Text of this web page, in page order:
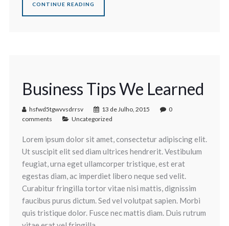
CONTINUE READING
Business Tips We Learned
hsfwd5tgwvvsdrrsv 13 de Julho, 2015
0
comments
Uncategorized
Lorem ipsum dolor sit amet, consectetur adipiscing elit.
Ut suscipit elit sed diam ultrices hendrerit. Vestibulum
feugiat, urna eget ullamcorper tristique, est erat
egestas diam, ac imperdiet libero neque sed velit.
Curabitur fringilla tortor vitae nisi mattis, dignissim
faucibus purus dictum. Sed vel volutpat sapien. Morbi
quis tristique dolor. Fusce nec mattis diam. Duis rutrum